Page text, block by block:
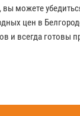
можете
цен в
и всегда готовы